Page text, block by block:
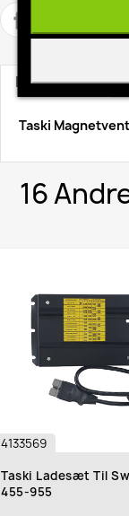
Beskrivelse
Taski
16
4133569
Taski Ladesæt Til
455-955